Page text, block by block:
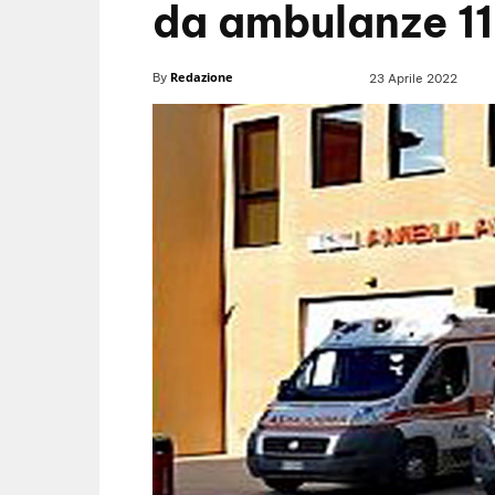
da ambulanze
By Redazione 23 Aprile 2022